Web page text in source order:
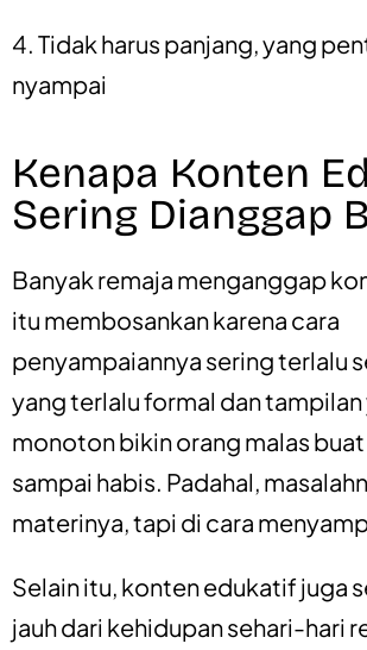
4. Tidak harus panjang, yang
nyampai
Kenapa Konten
Sering Dianggap
Banyak remaja menganggap
itu membosankan karena cara
penyampaiannya sering terlalu
yang terlalu formal dan tampilan
monoton bikin orang malas
sampai habis. Padahal,
materinya, tapi di cara
Selain itu, konten edukatif juga
jauh dari kehidupan sehari-hari